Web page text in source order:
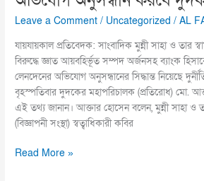
Leave a Comment / Uncategorized /AL
যায়যায়কাল প্রতিবেদক: সাংবাদিক মুন্নী সাহা ও তার
বিরুদ্ধে জ্ঞাত আয়বহির্ভূত সম্পদ অর্জনসহ ব্যাংক
লেনদেনের অভিযোগ অনুসন্ধানের সিদ্ধান্ত নিয়েছে
বৃহস্পতিবার দুদকের মহাপরিচালক (প্রতিরোধ) মো.
এই তথ্য জানান। আক্তার হোসেন বলেন, মুন্নী সাহা ও
(বিজ্ঞাপনী সংস্থা) স্বত্বাধিকারী কবির
Read More »